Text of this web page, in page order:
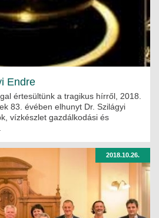
Endre
értesültünk a tragikus hírről, 2018.
83. évében elhunyt Dr. Szilágyi
vízkészlet gazdálkodási és
2018.10.26.